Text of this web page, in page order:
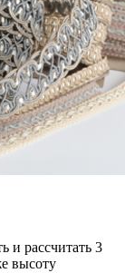
и рассчитать 3
высоту